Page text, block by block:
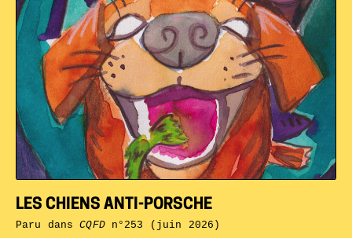
LES CHIENS ANTI-PORSCHE
Paru dansCQFDn°253 (juin 2026)